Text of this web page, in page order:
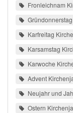
Fronleichnam
Karfreitag
Karsamstag
Karwoche
Advent
Neujahr und
Ostern